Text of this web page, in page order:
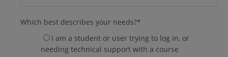
Which best describes your needs?*
I am a student or user trying to log in, or
needing technical support with a course